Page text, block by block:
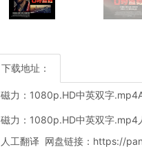
下载地址：
磁力： 1080p.HD中英双字.mp4
磁力： 1080p.HD中英双字.mp4
人工翻译 网盘链接： https://